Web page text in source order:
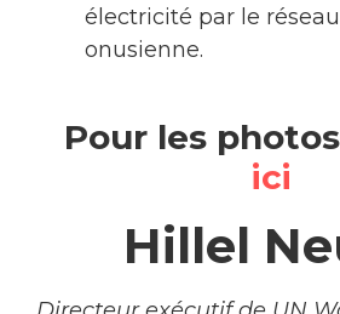
électricité par le
onusienne.
Pour les
ici
Hillel